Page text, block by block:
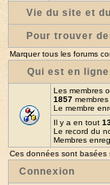
Vie du site et
Pour trouver
Marquer tous les forums
Qui est en ligne
Les membres
1857
Le membre
Il y a en tout
Le record du
Membres
Ces données sont basées
Connexion